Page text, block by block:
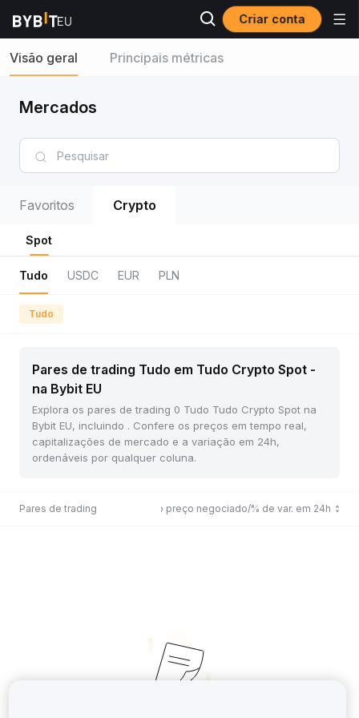
Criar conta
Visão geral Principais métricas
Mercados
Favoritos Crypto
Spot
Tudo USDC EUR PLN
Tudo
Pares de trading Tudo em Tudo Crypto Spot -
na Bybit EU
Explora os pares de trading 0 Tudo Tudo Crypto Spot na
Bybit EU, incluindo . Confere os preços em tempo real,
capitalizações de mercado e a variação em 24h,
ordenáveis por qualquer coluna.
Pares de trading Último preço negociado/% de var. em 24h